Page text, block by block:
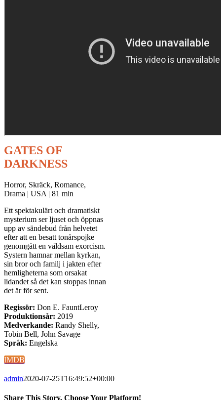
GATES OF
DARKNESS
Horror, Skräck, Romance,
Drama | USA | 81 min
Ett spektakulärt och dramatiskt
mysterium ser ljuset och öppnas
upp av sändebud från helvetet
efter att en besatt tonårspojke
genomgått en våldsam exorcism.
Systern hamnar mellan kyrkan,
sin bror och familj i jakten efter
hemligheterna som orsakat
lidandet så det kan stoppas innan
det är för sent.
Regissör: Don E. FauntLeroy
Produktionsår: 2019
Medverkande: Randy Shelly,
Tobin Bell, John Savage
Språk: Engelska
IMDB
admin2020-07-25T16:49:52+00:00
Share This Story, Choose Your Platform!